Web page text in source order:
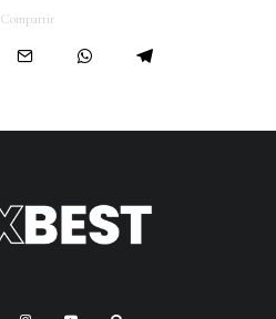
Compartir